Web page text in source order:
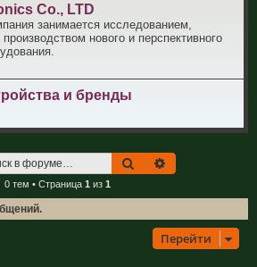
Co., LTD
занимается исследованием,
производством нового и перспективного
и бренды
Поиск
0 тем • Страница 1 из 1
Перейти